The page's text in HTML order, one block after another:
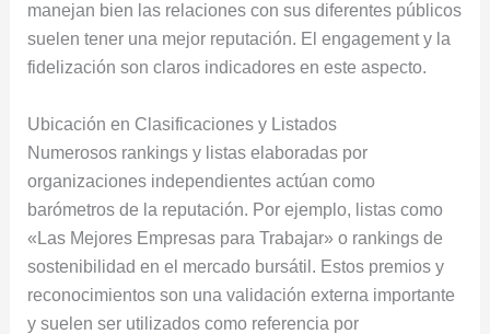
manejan bien las relaciones con sus diferentes públicos
suelen tener una mejor reputación. El engagement y la
fidelización son claros indicadores en este aspecto.
Ubicación en Clasificaciones y Listados
Numerosos rankings y listas elaboradas por
organizaciones independientes actúan como
barómetros de la reputación. Por ejemplo, listas como
«Las Mejores Empresas para Trabajar» o rankings de
sostenibilidad en el mercado bursátil. Estos premios y
reconocimientos son una validación externa importante
y suelen ser utilizados como referencia por